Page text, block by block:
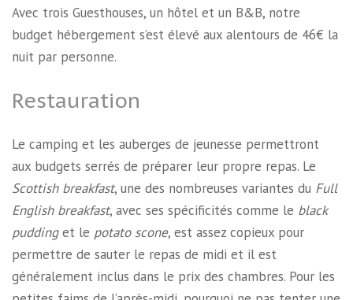
Avec trois Guesthouses, un hôtel et un B&B, notre
budget hébergement s’est élevé aux alentours de 46€ la
nuit par personne.
Restauration
Le camping et les auberges de jeunesse permettront
aux budgets serrés de préparer leur propre repas. Le
Scottish breakfast, une des nombreuses variantes du Full
English breakfast, avec ses spécificités comme le black
puddinget le potato scone, est assez copieux pour
permettre de sauter le repas de midi et il est
généralement inclus dans le prix des chambres. Pour les